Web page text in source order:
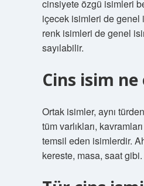
cinsiyete özgü isimleri
içecek isimleri de genel
renk isimleri de genel
sayılabilir.
Cins isim ne
Ortak isimler, aynı
tüm varlıkları,
temsil eden isimlerdir.
kereste, masa, saat gibi.